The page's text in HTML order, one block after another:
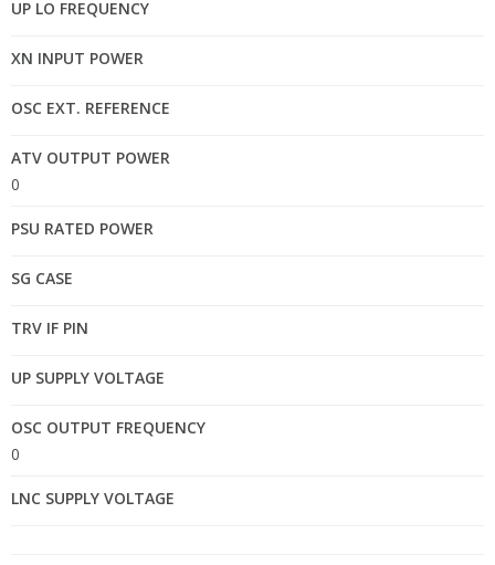
UP LO FREQUENCY
XN INPUT POWER
OSC EXT. REFERENCE
ATV OUTPUT POWER
0
PSU RATED POWER
SG CASE
TRV IF PIN
UP SUPPLY VOLTAGE
OSC OUTPUT FREQUENCY
0
LNC SUPPLY VOLTAGE